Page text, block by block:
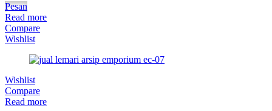
Pesan
Read more
Compare
Wishlist
Wishlist
Compare
Read more